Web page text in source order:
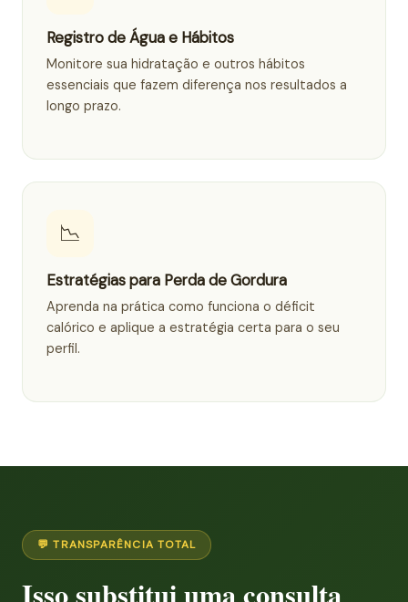
Registro de Água e Hábitos
Monitore sua hidratação e outros hábitos
essenciais que fazem diferença nos resultados a
longo prazo.
📉
Estratégias para Perda de Gordura
Aprenda na prática como funciona o déficit
calórico e aplique a estratégia certa para o seu
perfil.
💬 TRANSPARÊNCIA TOTAL
Isso substitui uma consulta